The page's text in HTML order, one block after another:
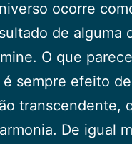
ocorre
de alguma
O que
sempre efeito
transcendente,
De igual